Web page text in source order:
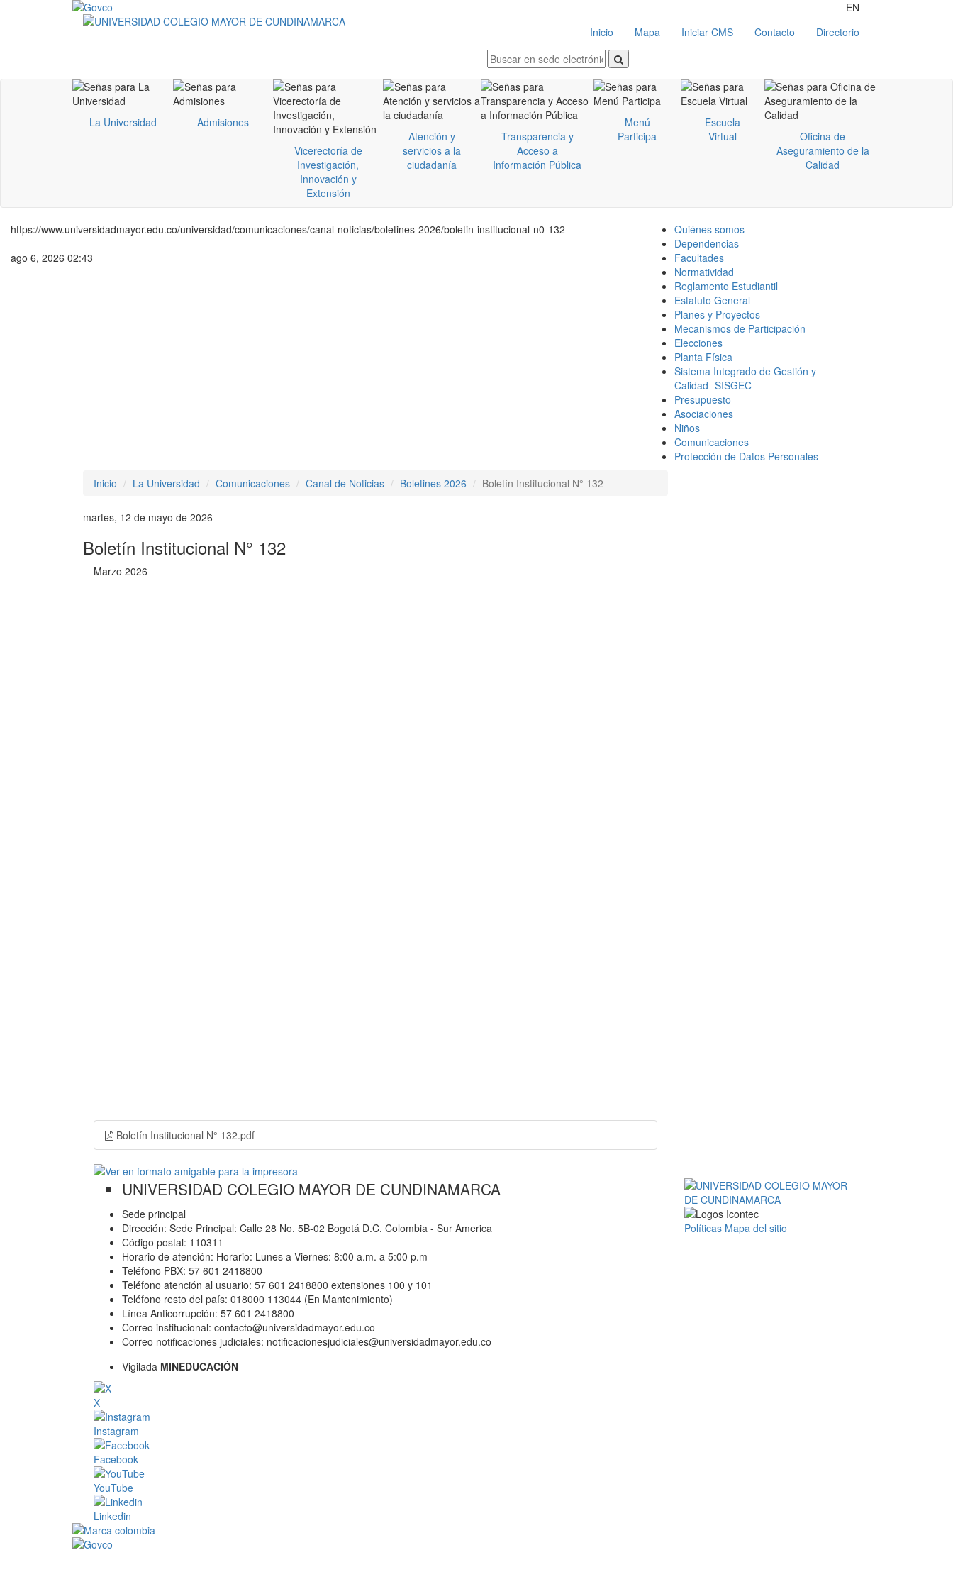
EN
Inicio
Mapa Iniciar CMS Contacto Directorio
La Universidad
Admisiones
Vicerectoría de
Investigación,
Innovación y
Extensión
Atención y
servicios a la
ciudadanía
Transparencia y
Acceso a
Información Pública
Menú
Participa
Escuela
Virtual
Oficina de
Aseguramiento de la
Calidad
https://www.universidadmayor.edu.co/universidad/comunicaciones/canal-noticias/boletines-2026/boletin-institucional-n0-132
ago 6, 2026 02:43
Quiénes somos
Dependencias
Facultades
Normatividad
Reglamento Estudiantil
Estatuto General
Planes y Proyectos
Mecanismos de Participación
Elecciones
Planta Física
Sistema Integrado de Gestión y
Calidad -SISGEC
Presupuesto
Asociaciones
Niños
Comunicaciones
Protección de Datos Personales
Inicio
La Universidad Comunicaciones Canal de Noticias Boletines 2026 Boletín Institucional N° 132
martes, 12 de mayo de 2026
Boletín Institucional N° 132
Marzo 2026
Boletín Institucional N° 132.pdf
UNIVERSIDAD COLEGIO MAYOR DE CUNDINAMARCA
Sede principal
Dirección: Sede Principal: Calle 28 No. 5B-02 Bogotá D.C. Colombia - Sur America
Código postal: 110311
Horario de atención: Horario: Lunes a Viernes: 8:00 a.m. a 5:00 p.m
Teléfono PBX: 57 601 2418800
Teléfono atención al usuario: 57 601 2418800 extensiones 100 y 101
Teléfono resto del país: 018000 113044 (En Mantenimiento)
Línea Anticorrupción: 57 601 2418800
Correo institucional: contacto@universidadmayor.edu.co
Correo notificaciones judiciales: notificacionesjudiciales@universidadmayor.edu.co
Vigilada MINEDUCACIÓN
X
Instagram
Facebook
YouTube
Linkedin
Políticas Mapa del sitio